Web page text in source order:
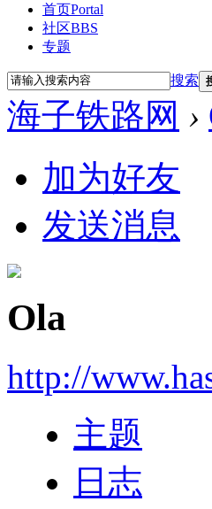
首页Portal
社区BBS
专题
搜索
海子铁路网 ›
加为好友
发送消息
Ola
http://
主题
日志